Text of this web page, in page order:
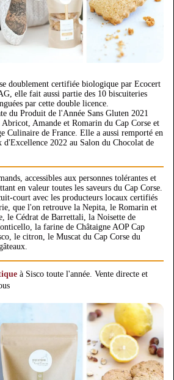
doublement certifiée biologique par Ecocert
elle fait aussi partie des 10 biscuiteries
par cette double licence.
du Produit de l'Année Sans Gluten 2021
Amande et Romarin du Cap Corse et
Culinaire de France. Elle a aussi remporté en
2022 au Salon du Chocolat de
accessibles aux personnes tolérantes et
en valeur toutes les saveurs du Cap Corse.
court avec les producteurs locaux certifiés
que l'on retrouve la Nepita, le Romarin et
le Cédrat de Barrettali, la Noisette de
la farine de Châtaigne AOP Cap
le citron, le Muscat du Cap Corse du
à Sisco toute l'année. Vente directe et